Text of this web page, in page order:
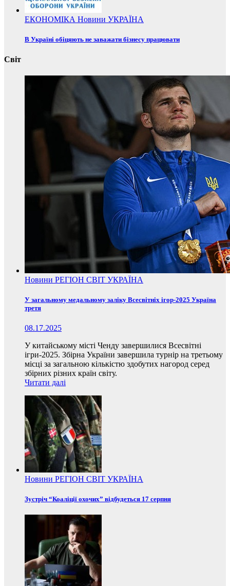
ЕКОНОМІКА Новини УКРАЇНА
В Україні обіцяють не заважати бізнесу працювати
Світ
Новини РЕГІОН СВІТ УКРАЇНА
У загальному медальному заліку Всесвітніх ігор-2025 Україна
третя
08.17.2025
У китайському місті Ченду завершилися Всесвітні
ігри-2025. Збірна України завершила турнір на третьому
місці за загальною кількістю здобутих нагород серед
збірних різних країн світу.
Читати далі
Новини РЕГІОН СВІТ УКРАЇНА
Зустріч “Коаліції охочих” відбудеться 17 серпня